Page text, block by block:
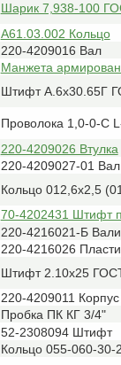
Шарик 7,938-100
А61.03.002 Кольцо
220-4209016 Вал
Манжета
Штифт А.6х30.65Г
Проволока 1,0-0-С
220-4209026 Втулка
220-4209027-01 Вал
Кольцо 012,6х2,5
70-4202431 Штифт
220-4216021-Б
220-4216026
Штифт 2.10x25
220-4209011 Корпус
Пробка ПК КГ 3/4"
52-2308094 Штифт
Кольцо 055-060-30-